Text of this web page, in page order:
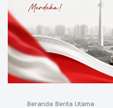
Beranda Berita Utama